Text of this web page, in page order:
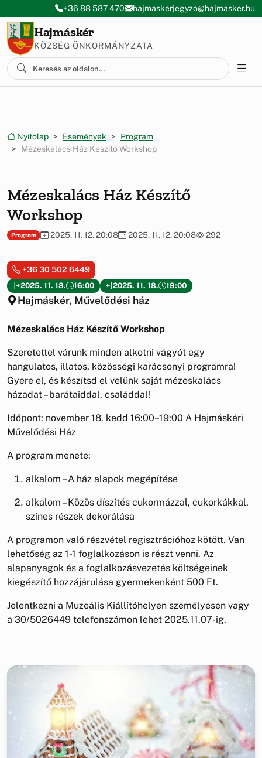
Ugrás a menüre
Ugrás a tartalomra
+36 88 587 470 hajmaskerjegyzo@hajmasker.hu
Hajmáskér
KÖZSÉG ÖNKORMÁNYZATA
Nyitólap Események
Program
Mézeskalács Ház Készítő Workshop
Mézeskalács Ház Készítő
Workshop
Program 2025. 11. 12. 20:08 2025. 11. 12. 20:08 292
2025. 11. 18. 16:00 2025. 11. 18. 19:00
Hajmáskér, Művelődési ház
+36 30 502 6449
Mézeskalács Ház Készítő Workshop
Szeretettel várunk minden alkotni vágyót egy
hangulatos, illatos, közösségi karácsonyi programra!
Gyere el, és készítsd el velünk saját mézeskalács
házadat – barátaiddal, családdal!
Időpont: november 18. kedd 16:00–19:00 A Hajmáskéri
Művelődési Ház
A program menete:
alkalom – A ház alapok megépítése
alkalom – Közös díszítés cukormázzal, cukorkákkal,
színes részek dekorálása
A programon való részvétel regisztrációhoz kötött. Van
lehetőség az 1-1 foglalkozáson is részt venni. Az
alapanyagok és a foglalkozásvezetés költségeinek
kiegészítő hozzájárulása gyermekenként 500 Ft.
Jelentkezni a Muzeális Kiállítóhelyen személyesen vagy
a 30/5026449 telefonszámon lehet 2025.11.07-ig.